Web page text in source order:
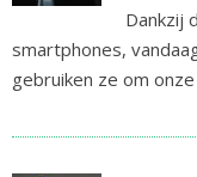
Dankzij
smartphones,
gebruiken ze om